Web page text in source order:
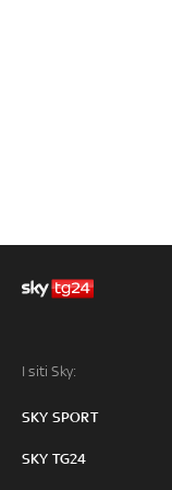
I siti Sky:
SKY SPORT
SKY TG24